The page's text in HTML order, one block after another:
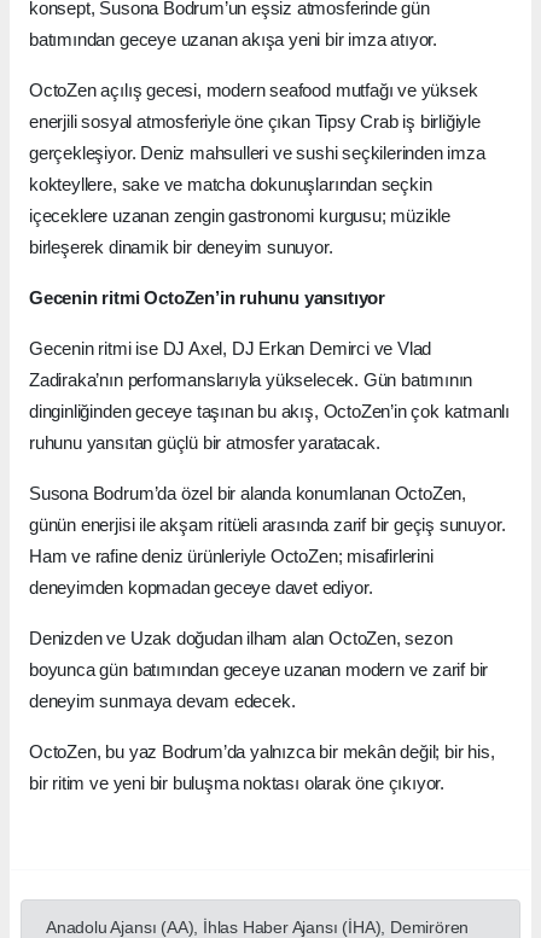
konsept, Susona Bodrum’un eşsiz atmosferinde gün
batımından geceye uzanan akışa yeni bir imza atıyor.
OctoZen açılış gecesi, modern seafood mutfağı ve yüksek
enerjili sosyal atmosferiyle öne çıkan Tipsy Crab iş birliğiyle
gerçekleşiyor. Deniz mahsulleri ve sushi seçkilerinden imza
kokteyllere, sake ve matcha dokunuşlarından seçkin
içeceklere uzanan zengin gastronomi kurgusu; müzikle
birleşerek dinamik bir deneyim sunuyor.
Gecenin ritmi OctoZen’in ruhunu yansıtıyor
Gecenin ritmi ise DJ Axel, DJ Erkan Demirci ve Vlad
Zadiraka’nın performanslarıyla yükselecek. Gün batımının
dinginliğinden geceye taşınan bu akış, OctoZen’in çok katmanlı
ruhunu yansıtan güçlü bir atmosfer yaratacak.
Susona Bodrum’da özel bir alanda konumlanan OctoZen,
günün enerjisi ile akşam ritüeli arasında zarif bir geçiş sunuyor.
Ham ve rafine deniz ürünleriyle OctoZen; misafirlerini
deneyimden kopmadan geceye davet ediyor.
Denizden ve Uzak doğudan ilham alan OctoZen, sezon
boyunca gün batımından geceye uzanan modern ve zarif bir
deneyim sunmaya devam edecek.
OctoZen, bu yaz Bodrum’da yalnızca bir mekân değil; bir his,
bir ritim ve yeni bir buluşma noktası olarak öne çıkıyor.
Anadolu Ajansı (AA), İhlas Haber Ajansı (İHA), Demirören